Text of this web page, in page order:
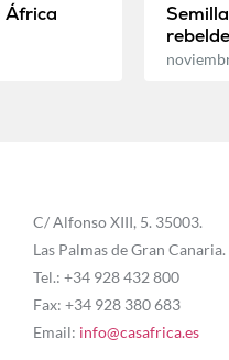
África
C/ Alfonso XIII, 5. 35003.
Las Palmas de Gran Canaria.
Tel.: +34 928 432 800
Fax: +34 928 380 683
Email: info@casafrica.es